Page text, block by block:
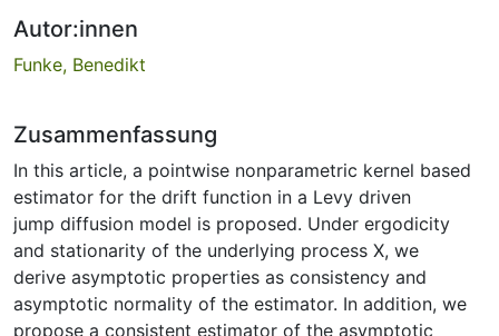
Autor:innen
Funke, Benedikt
Zusammenfassung
In this article, a pointwise nonparametric kernel based
estimator for the drift function in a Levy driven
jump diffusion model is proposed. Under ergodicity
and stationarity of the underlying process X, we
derive asymptotic properties as consistency and
asymptotic normality of the estimator. In addition, we
propose a consistent estimator of the asymptotic